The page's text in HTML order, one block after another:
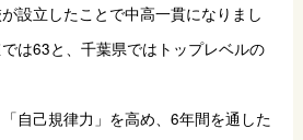
設立したことで中高一貫になりまし
は63と、千葉県ではトップレベルの
自己規律力」を高め、6年間を通した